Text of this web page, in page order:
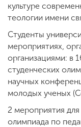
культуре
теологии имени
Студенты
мероприятиях,
организациями: в
студенческих
научных
молодых ученых
2 мероприятия
олимпиада по